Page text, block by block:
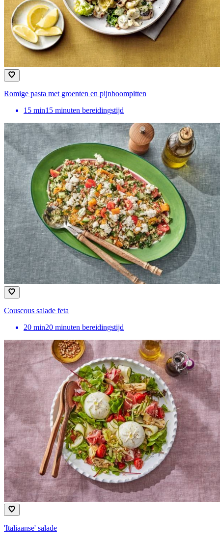
Romige pasta met groenten en pijnboompitten
15 min15 minuten bereidingstijd
Couscous salade feta
20 min20 minuten bereidingstijd
'Italiaanse' salade